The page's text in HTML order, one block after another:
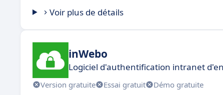
Voir plus de détails
inWebo
Logiciel d'authentification intranet
Version gratuite Essai gratuit Démo gratuite